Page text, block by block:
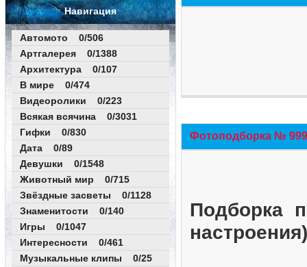
Навигация
Автомото 0/506
Артгалерея 0/1388
Архитектура 0/107
В мире 0/474
Видеоролики 0/223
Всякая всячина 0/3031
Гифки 0/830
Дата 0/89
Девушки 0/1548
Животный мир 0/715
Звёздные засветы 0/1128
Знаменитости 0/140
Игры 0/1047
Интересности 0/461
Музыкальные клипы 0/25
Фотоподборка №
Подборка